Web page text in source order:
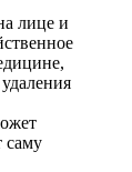
лице и
саму